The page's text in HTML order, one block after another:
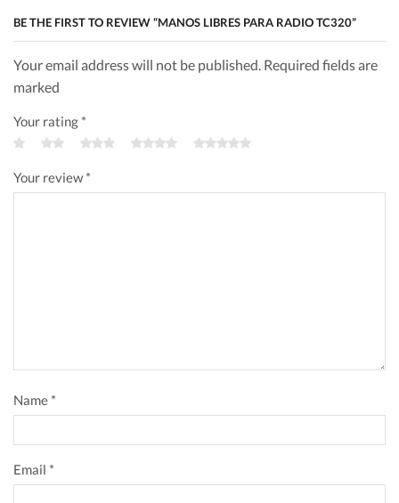
BE THE FIRST TO REVIEW “MANOS LIBRES PARA RADIO TC320”
Your email address will not be published. Required fields are
marked
Your rating *
Your review*
Name *
Email *